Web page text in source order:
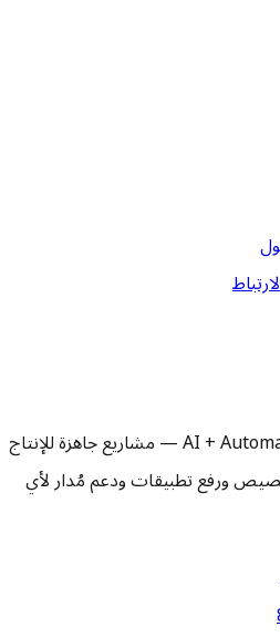
AI + Automation + Human Engineers — مشاريع جاهزة للإنتاج
وتخصيص ورفع تطبيقات ودعم مُدار لأي